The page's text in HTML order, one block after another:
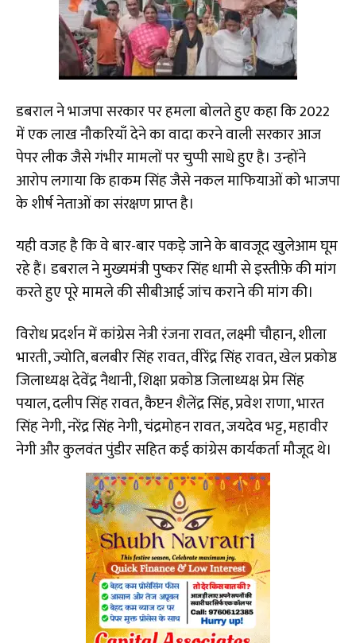
डबराल ने भाजपा सरकार पर हमला बोलते हुए कहा कि 2022
में एक लाख नौकरियाँ देने का वादा करने वाली सरकार आज
पेपर लीक जैसे गंभीर मामलों पर चुप्पी साधे हुए है। उन्होंने
आरोप लगाया कि हाकम सिंह जैसे नकल माफियाओं को भाजपा
के शीर्ष नेताओं का संरक्षण प्राप्त है।
यही वजह है कि वे बार-बार पकड़े जाने के बावजूद खुलेआम घूम
रहे हैं। डबराल ने मुख्यमंत्री पुष्कर सिंह धामी से इस्तीफ़े की मांग
करते हुए पूरे मामले की सीबीआई जांच कराने की मांग की।
विरोध प्रदर्शन में कांग्रेस नेत्री रंजना रावत, लक्ष्मी चौहान, शीला
भारती, ज्योति, बलबीर सिंह रावत, वीरेंद्र सिंह रावत, खेल प्रकोष्ठ
जिलाध्यक्ष देवेंद्र नैथानी, शिक्षा प्रकोष्ठ जिलाध्यक्ष प्रेम सिंह
पयाल, दलीप सिंह रावत, कैप्टन शैलेंद्र सिंह, प्रवेश राणा, भारत
सिंह नेगी, नरेंद्र सिंह नेगी, चंद्रमोहन रावत, जयदेव भट्ट, महावीर
नेगी और कुलवंत पुंडीर सहित कई कांग्रेस कार्यकर्ता मौजूद थे।